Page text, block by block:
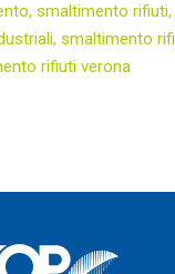
, smaltimento rifiuti,
, smaltimento
rifiuti verona